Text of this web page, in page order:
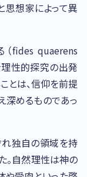
思想家によって異
fides quaerens
理性的探究の出発
とは、信仰を前提
深めるものであっ
れ独自の領域を持
。自然理性は神の